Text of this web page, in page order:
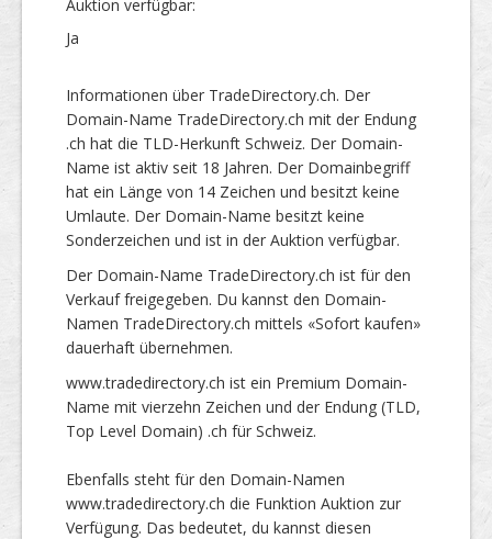
Auktion verfügbar:
Ja
Informationen über TradeDirectory.ch. Der
Domain-Name TradeDirectory.ch mit der Endung
.ch hat die TLD-Herkunft Schweiz. Der Domain-
Name ist aktiv seit 18 Jahren. Der Domainbegriff
hat ein Länge von 14 Zeichen und besitzt keine
Umlaute. Der Domain-Name besitzt keine
Sonderzeichen und ist in der Auktion verfügbar.
Der Domain-Name TradeDirectory.ch ist für den
Verkauf freigegeben. Du kannst den Domain-
Namen TradeDirectory.ch mittels «Sofort kaufen»
dauerhaft übernehmen.
www.tradedirectory.ch ist ein Premium Domain-
Name mit vierzehn Zeichen und der Endung (TLD,
Top Level Domain) .ch für Schweiz.
Ebenfalls steht für den Domain-Namen
www.tradedirectory.ch die Funktion Auktion zur
Verfügung. Das bedeutet, du kannst diesen